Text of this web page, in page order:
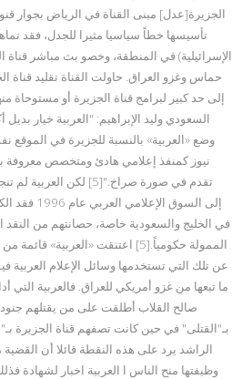
الجزيرة[عدل] مبنى القناة في الرياض بجوار
تأسيسها خطاً سياسيا مثيرا للجدل، فقد
الإسرائيلية) في المنطقة، وخصو بث مباشر
حماس وغزو العراق. حاولت القناة تقليد قناة
إلى حد كبير لبرامج قناة الجزيرة أو مستوحاة
السعودي وليد الإبراهيم: "العربية خيار
وضع «العربية» بالنسبة للجزيرة في
نيوز كمنفذ إعلامي هادئ ومتخصص معروفة
تقدم في صورة صراخ."[5]
إلى السوق
في الخليج والسعودية خاصة، حصانتهم من النقد
الممولة حكومياً.[5] اعتنقت
عن تلك التي تستخدمها وسائل الإعلام العربية
ما تبعها من غزو أمريكي للعراق. فالعربية التي
صالح القلاب أطلقت على من يقتلهم جنود
الراشد يرد على هذه النقطة قائلا أن
وظيفتها منح الناس ا العربية اخبار لشهادة